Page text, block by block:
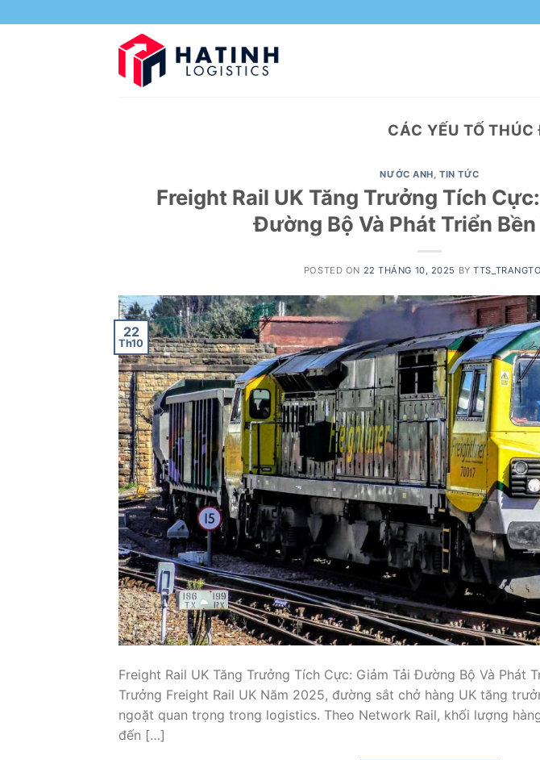
to
CÁC YẾU TỐ
NƯỚC ANH,TIN TỨC
Freight Rail UK Tăng Trưởng Tích
Đường Bộ Và Phát Triển
POSTED ON 22 THÁNG 10, 2025 BY
22
Th10
Freight Rail UK Tăng Trưởng Tích Cực: Giảm Tải Đường Bộ Và Phát
Trưởng Freight Rail UK Năm 2025, đường sắt chở hàng UK tăng
ngoặt quan trọng trong logistics. Theo Network Rail, khối lượng
đến […]